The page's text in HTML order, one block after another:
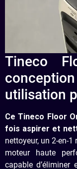
Tineco
utilisation
Ce Tineco Floor
fois aspirer et
nettoyeur, un 2-en-1
moteur haute
capable